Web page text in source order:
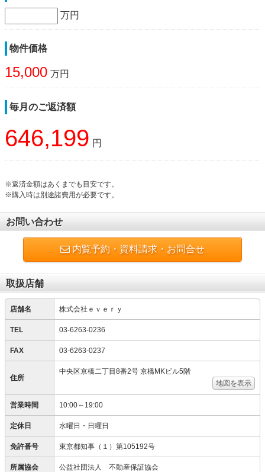
万円
物件価格
15,000 万円
毎月のご返済額
646,199 円
※返済金額はあくまでも目安です。
※購入時は別途諸費用が必要です。
お問い合わせ
内覧予約・資料請求・お問合せ
取扱店舗
店舗名 株式会社ｅｖｅｒｙ
TEL 03-6263-0236
FAX 03-6263-0237
住所
中央区京橋二丁目8番2号 京橋MKビル5階
地図を表示
営業時間 10:00～19:00
定休日 水曜日・日曜日
免許番号 東京都知事（１）第105192号
所属協会 公益社団法人 不動産保証協会